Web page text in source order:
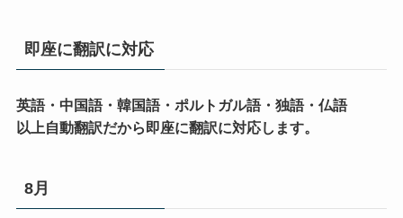
即座に翻訳に対応
英語・中国語・韓国語・ポルトガル語・独語・仏語
以上自動翻訳だから即座に翻訳に対応します。
8月